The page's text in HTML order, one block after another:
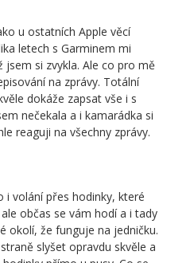
u ostatních Apple věcí
letech s Garminem mi
jsem si zvykla. Ale co pro mě
na zprávy. Totální
dokáže zapsat vše i s
nečekala a i kamarádka si
reaguji na všechny zprávy.
i volání přes hodinky, které
občas se vám hodí a i tady
okolí, že funguje na jedničku.
slyšet opravdu skvěle a